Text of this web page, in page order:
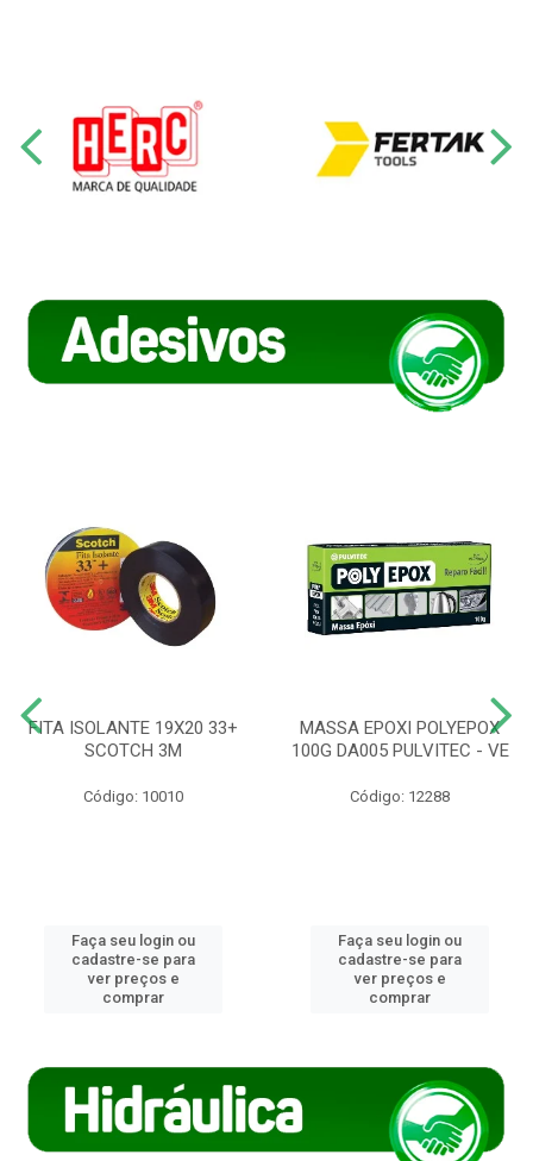
FITA ISOLANTE 19X20 33+
SCOTCH 3M
Código: 10010
Faça seu login ou
cadastre-se para
ver preços e
comprar
MASSA EPOXI POLYEPOX
100G DA005 PULVITEC - VE
Código: 12288
Faça seu login ou
cadastre-se para
ver preços e
comprar